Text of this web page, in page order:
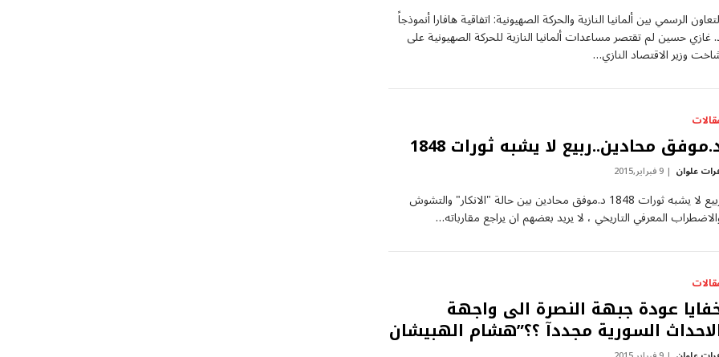
الرسمي بين ألمانيا النازية والحركة الصهيونية: اتفاقية هافارا أنموذجاً
غازي حسين لم تقتصر مساعدات ألمانيا النازية للحركة الصهيونية على
وزير الاقتصاد النازي…
محادين..ربيع لا يشبه ثورات 1848
علوان 9 فبراير,2015
ربيع لا يشبه ثورات 1848 د.موفق محادين بين حالة "الانكار" والتشوش
المعرفي التاريخي ، لا يريد بعضهم ان يراجع مقارباته…
عودة جبهة النصرة الى واجهة
السورية مجددآ ؟؟”هشام الهبيشان